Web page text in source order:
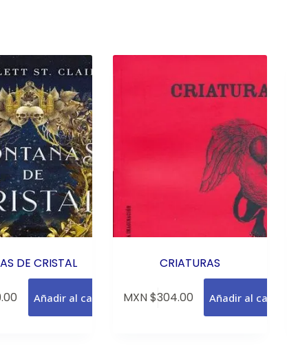
DE CRISTAL
Añadir al carrito
CRIATURAS
MXN $304.00 Añadir al carrito